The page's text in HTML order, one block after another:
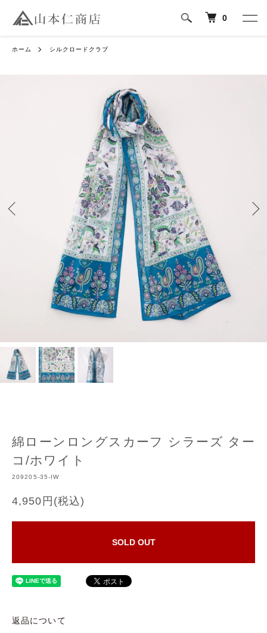
0
ホーム シルクロードクラブ
綿ローンロングスカーフ シラーズ ター
コ/ホワイト
209205-35-IW
4,950円(税込)
SOLD OUT
返品について